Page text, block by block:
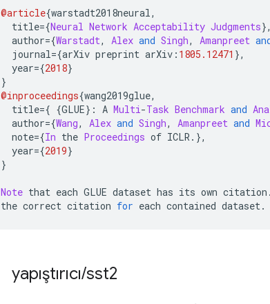
@article{warstadt2018neural,
title={Neural Network Acceptability Judgments},
author={Warstadt, Alex and Singh, Amanpreet
journal={arXiv preprint arXiv : 1805.12471 },
year={2018}
}
@inproceedings{wang2019glue,
title={ {GLUE}: A Multi-Task Benchmark and
author={Wang, Alex and Singh, Amanpreet and
note={In the Proceedings of ICLR .},
year={2019}
}
Note that each GLUE dataset has its own citation .
the correct citation for each contained dataset.
yapıştırıcı/sst2